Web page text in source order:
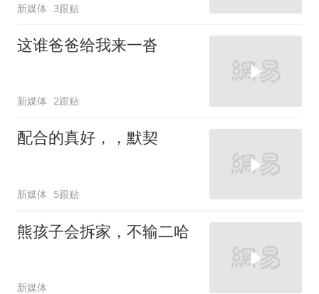
新媒体 3跟贴
这谁爸爸给我来一沓
新媒体 2跟贴
配合的真好，，默契
新媒体 5跟贴
熊孩子会拆家，不输二哈
新媒体